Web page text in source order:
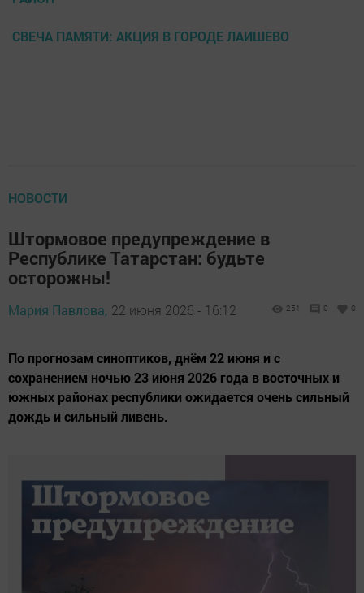
СВЕЧА ПАМЯТИ: АКЦИЯ В ГОРОДЕ ЛАИШЕВО
НОВОСТИ
Штормовое предупреждение в
Республике Татарстан: будьте
осторожны!
Мария Павлова, 22 июня 2026 - 16:12 251 0 0
По прогнозам синоптиков, днём 22 июня и с
сохранением ночью 23 июня 2026 года в восточных и
южных районах республики ожидается очень сильный
дождь и сильный ливень.